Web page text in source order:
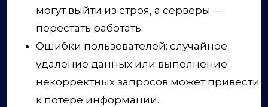
могут выйти из строя, а серверы —
перестать работать.
Ошибки пользователей: случайное
удаление данных или выполнение
некорректных запросов может привести
к потере информации.